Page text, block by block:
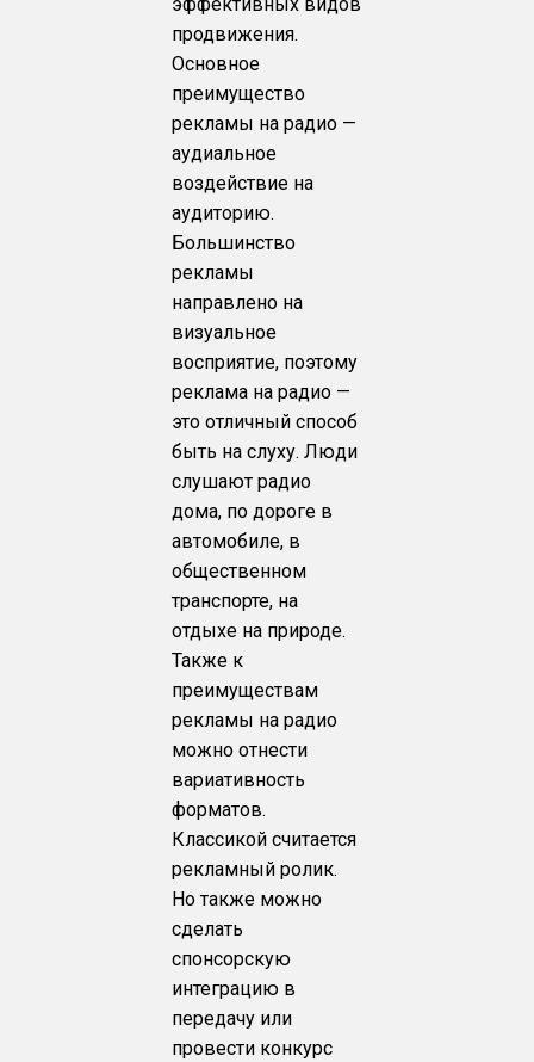
продвижения.
Основное
преимущество
рекламы на радио —
аудиальное
воздействие на
аудиторию.
Большинство
рекламы
направлено на
визуальное
восприятие, поэтому
реклама на радио —
это отличный способ
быть на слуху. Люди
слушают радио
дома, по дороге в
автомобиле, в
общественном
транспорте, на
отдыхе на природе.
Также к
преимуществам
рекламы на радио
можно отнести
вариативность
форматов.
Классикой считается
рекламный ролик.
Но также можно
сделать
спонсорскую
интеграцию в
передачу или
провести конкурс